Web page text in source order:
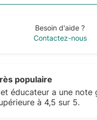
Besoin d'aide ?
Contactez-nous
populaire
éducateur a une note
à 4,5 sur 5.